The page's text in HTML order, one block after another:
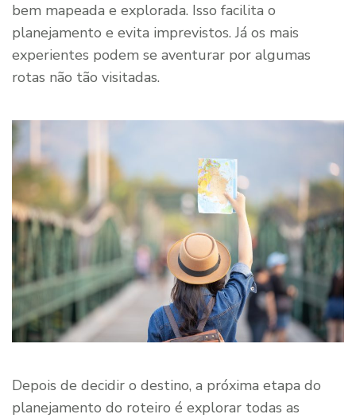
bem mapeada e explorada. Isso facilita o
planejamento e evita imprevistos. Já os mais
experientes podem se aventurar por algumas
rotas não tão visitadas.
Depois de decidir o destino, a próxima etapa do
planejamento do roteiro é explorar todas as